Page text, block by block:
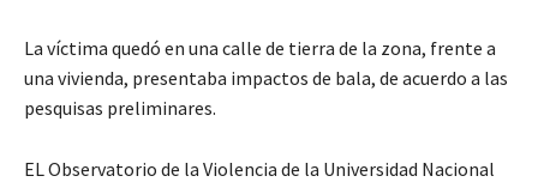
La víctima quedó en una calle de tierra de la zona, frente a
una vivienda, presentaba impactos de bala, de acuerdo a las
pesquisas preliminares.
EL Observatorio de la Violencia de la Universidad Nacional